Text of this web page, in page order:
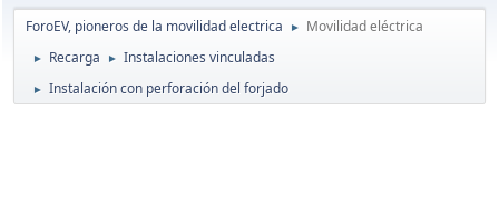
ForoEV, pioneros de la movilidad electrica ► Movilidad eléctrica
► Recarga ► Instalaciones vinculadas
► Instalación con perforación del forjado